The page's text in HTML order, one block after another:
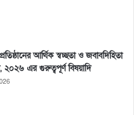
আর্থিক স্বচ্ছতা ও জবাবদিহিতা
২০২৬ এর গুরুত্বপূর্ণ বিষয়াদি